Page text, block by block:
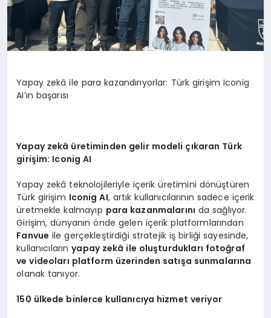
Yapay zekâ ile para kazandırıyorlar: Türk girişim Iconig
AI’ın başarısı
Yapay zekâ üretiminden gelir modeli çıkaran Türk
girişim: Iconig AI
Yapay zekâ teknolojileriyle içerik üretimini dönüştüren
Türk girişim Iconig AI, artık kullanıcılarının sadece içerik
üretmekle kalmayıp para kazanmalarını da sağlıyor.
Girişim, dünyanın önde gelen içerik platformlarından
Fanvue ile gerçekleştirdiği stratejik iş birliği sayesinde,
kullanıcılarınyapay zekâ ile oluşturdukları fotoğraf
ve videoları platform üzerinden satışa sunmalarına
olanak tanıyor.
150 ülkede binlerce kullanıcıya hizmet veriyor